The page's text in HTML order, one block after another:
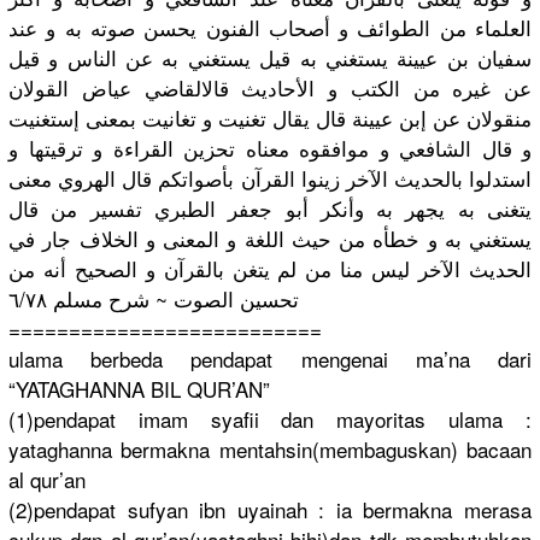
العلماء من الطوائف و أصحاب الفنون يحسن صوته به و عند
سفيان بن عيينة يستغني به قيل يستغني به عن الناس و قيل
عن غيره من الكتب و الأحاديث قالالقاضي عياض القولان
منقولان عن إبن عيينة قال يقال تغنيت و تغانيت بمعنى إستغنيت
و قال الشافعي و موافقوه معناه تحزين القراءة و ترقيتها و
استدلوا بالحديث الآخر زينوا القرآن بأصواتكم قال الهروي معنى
يتغنى به يجهر به وأنكر أبو جعفر الطبري تفسير من قال
يستغني به و خطأه من حيث اللغة و المعنى و الخلاف جار في
الحديث الآخر ليس منا من لم يتغن بالقرآن و الصحيح أنه من
تحسين الصوت ~ شرح مسلم ٦/٧٨
==========================
ulama berbeda pendapat mengenai ma’na dari
“YATAGHANNA BIL QUR’AN”
(1)pendapat imam syafii dan mayoritas ulama :
yataghanna bermakna mentahsin(membaguskan) bacaan
al qur’an
(2)pendapat sufyan ibn uyainah : ia bermakna merasa